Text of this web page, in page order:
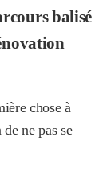
balisé
chose à
ne pas se